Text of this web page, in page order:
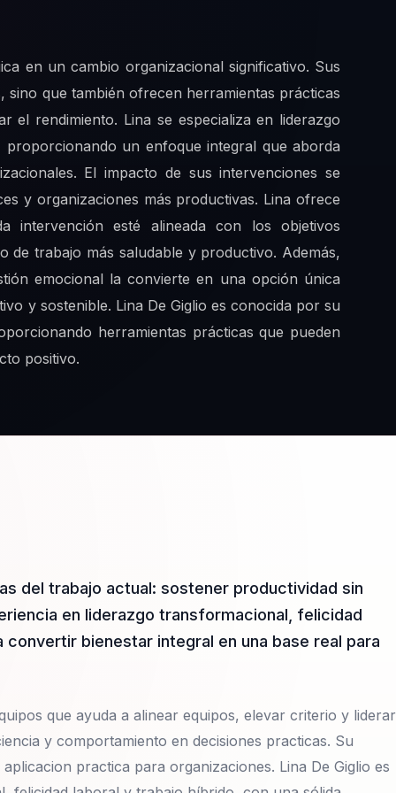
en un cambio organizacional significativo. Sus
que también ofrecen herramientas prácticas
rendimiento. Lina se especializa en liderazgo
un enfoque integral que aborda
El impacto de sus intervenciones se
y organizaciones más productivas. Lina ofrece
intervención esté alineada con los objetivos
de trabajo más saludable y productivo. Además,
emocional la convierte en una opción única
y sostenible. Lina De Giglio es conocida por su
herramientas prácticas que pueden
positivo.
del trabajo actual: sostener productividad sin
en liderazgo transformacional, felicidad
bienestar integral en una base real para
que ayuda a alinear equipos, elevar criterio y liderar
y comportamiento en decisiones practicas. Su
practica para organizaciones. Lina De Giglio es